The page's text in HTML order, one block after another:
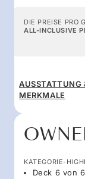
DIE PREISE PRO
ALL-INCLUSIVE
AUSSTATTUNG
MERKMALE
KATEGORIE-
Deck 6 von 6